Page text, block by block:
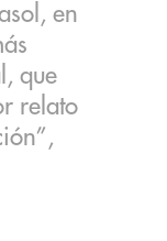
en
que
relato